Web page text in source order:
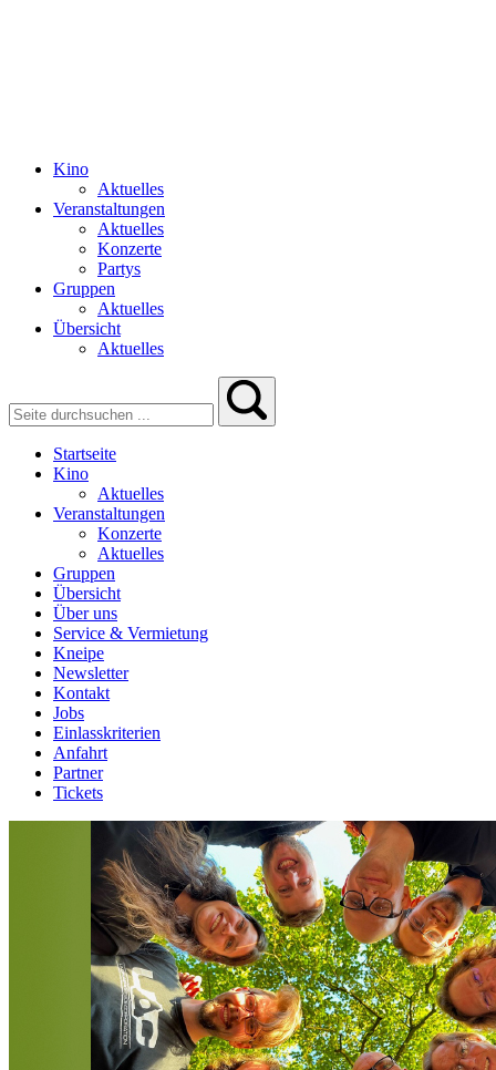
Kino
Aktuelles
Veranstaltungen
Aktuelles
Konzerte
Partys
Gruppen
Aktuelles
Übersicht
Aktuelles
Startseite
Kino
Aktuelles
Veranstaltungen
Konzerte
Aktuelles
Gruppen
Übersicht
Über uns
Service & Vermietung
Kneipe
Newsletter
Kontakt
Jobs
Einlasskriterien
Anfahrt
Partner
Tickets